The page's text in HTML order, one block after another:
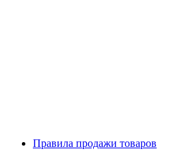
Правила продажи товаров